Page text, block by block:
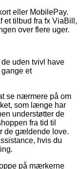
eller MobilePay.
et tilbud fra fx ViaBill,
over flere uger.
uden tvivl have
et
se nærmere på om
som længe har
understøtter de
fra tid til
de gældende love.
hvis du
på mærkerne